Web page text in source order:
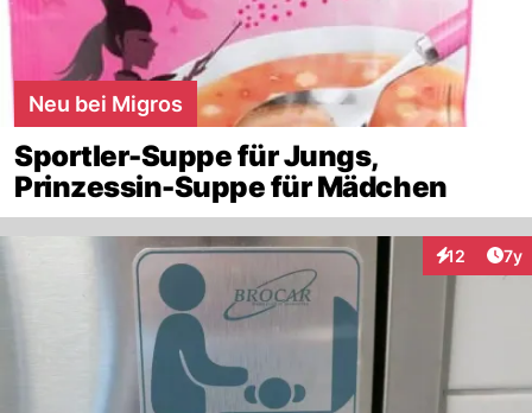
Neu bei Migros
Sportler-Suppe für Jungs,
Prinzessin-Suppe für Mädchen
12 7y